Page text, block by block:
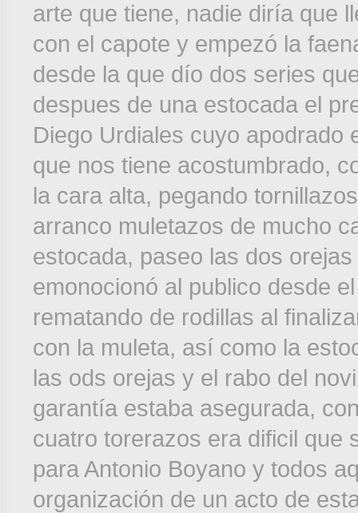
arte que tiene, nadie diría que
con el capote y empezó la
desde la que dío dos series
despues de una estocada el
Diego Urdiales cuyo apodrado
que nos tiene acostumbrado,
la cara alta, pegando
arranco muletazos de mucho
estocada, paseo las dos
emonocionó al publico desde
rematando de rodillas al
con la muleta, así como la
las ods orejas y el rabo del
garantía estaba asegurada,
cuatro torerazos era dificil que
para Antonio Boyano y todos
organización de un acto de